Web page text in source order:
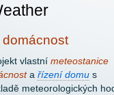
vlastní meteostanice
a řízení domu s
meteorologických